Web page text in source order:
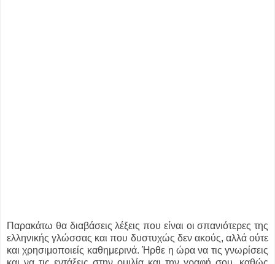
Παρακάτω θα διαβάσεις λέξεις που είναι οι σπανιότερες της
ελληνικής γλώσσας και που δυστυχώς δεν ακούς, αλλά ούτε
και χρησιμοποιείς καθημερινά. Ήρθε η ώρα να τις γνωρίσεις